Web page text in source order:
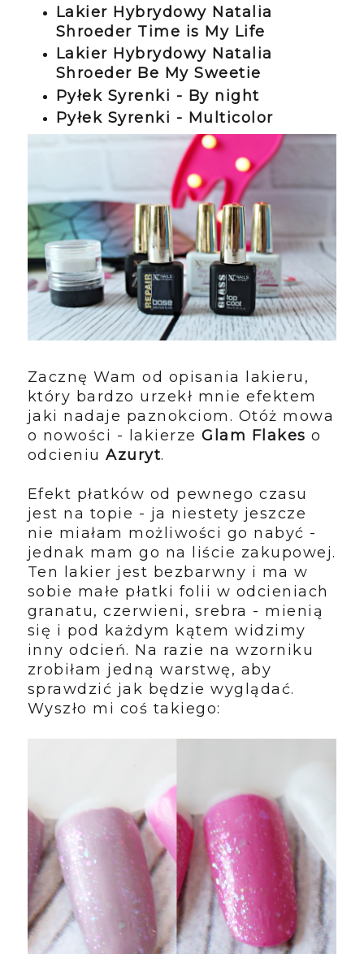
Lakier Hybrydowy Natalia
Shroeder Time is My Life
Lakier Hybrydowy Natalia
Shroeder Be My Sweetie
Pyłek Syrenki - By night
Pyłek Syrenki - Multicolor
Zacznę Wam od opisania lakieru,
który bardzo urzekł mnie efektem
jaki nadaje paznokciom. Otóż mowa
o nowości - lakierzeGlam Flakes o
odcieniuAzuryt.
Efekt płatków od pewnego czasu
jest na topie - ja niestety jeszcze
nie miałam możliwości go nabyć -
jednak mam go na liście zakupowej.
Ten lakier jest bezbarwny i ma w
sobie małe płatki folii w odcieniach
granatu, czerwieni, srebra - mienią
się i pod każdym kątem widzimy
inny odcień. Na razie na wzorniku
zrobiłam jedną warstwę, aby
sprawdzić jak będzie wyglądać.
Wyszło mi coś takiego: